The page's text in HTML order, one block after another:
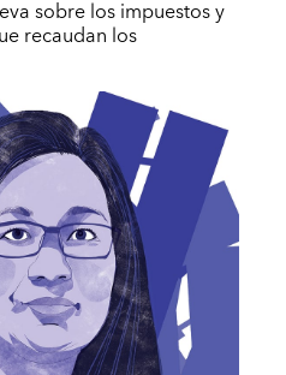
sobre los impuestos y
recaudan los